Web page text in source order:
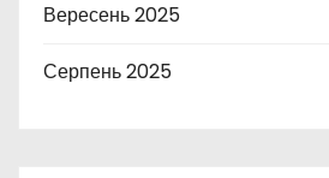
Вересень 2025
Серпень 2025